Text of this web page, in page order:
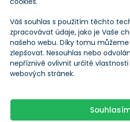
Váš souhlas s použitím těchto
zpracovávat údaje, jako je Vaše
našeho webu. Díky tomu
zlepšovat. Nesouhlas nebo
nepříznivě ovlivnit určité
webových stránek.
– Svíčkové
Engulfing,
Star
PATRIK
Cenové
dvojitý